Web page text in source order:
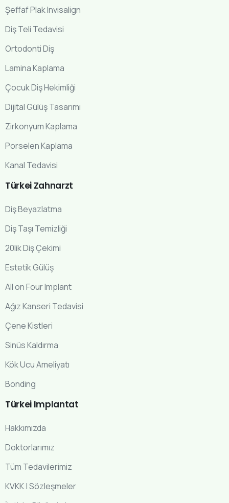
Şeffaf Plak Invisalign
Diş Teli Tedavisi
Ortodonti Diş
Lamina Kaplama
Çocuk Diş Hekimliği
Dijital Gülüş Tasarımı
Zirkonyum Kaplama
Porselen Kaplama
Kanal Tedavisi
Türkei Zahnarzt
Diş Beyazlatma
Diş Taşı Temizliği
20lik Diş Çekimi
Estetik Gülüş
All on Four Implant
Ağız Kanseri Tedavisi
Çene Kistleri
Sinüs Kaldırma
Kök Ucu Ameliyatı
Bonding
Türkei Implantat
Hakkımızda
Doktorlarımız
Tüm Tedavilerimiz
KVKK | Sözleşmeler